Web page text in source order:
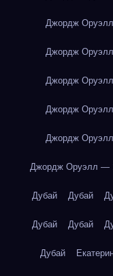
Джордж
Джордж
Джордж
Джордж
Джордж
Джордж Оруэлл —
Дубай Дубай
Дубай Дубай
Дубай